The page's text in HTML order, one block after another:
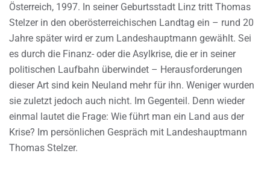
Österreich, 1997. In seiner Geburtsstadt Linz tritt Thomas
Stelzer in den oberösterreichischen Landtag ein – rund 20
Jahre später wird er zum Landeshauptmann gewählt. Sei
es durch die Finanz- oder die Asylkrise, die er in seiner
politischen Laufbahn überwindet – Herausforderungen
dieser Art sind kein Neuland mehr für ihn. Weniger wurden
sie zuletzt jedoch auch nicht. Im Gegenteil. Denn wieder
einmal lautet die Frage: Wie führt man ein Land aus der
Krise? Im persönlichen Gespräch mit Landeshauptmann
Thomas Stelzer.